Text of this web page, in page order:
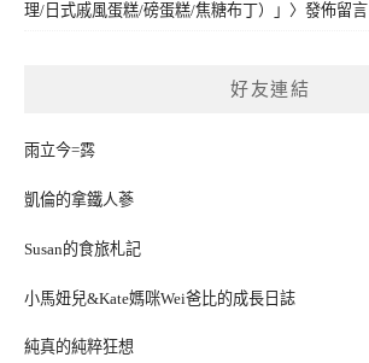
理/日式戚風蛋糕/磅蛋糕/焦糖布丁）」 〉發佈留言
好友連結
雨立今=霠
凱倫的拿鐵人蔘
Susan的食旅札記
小馬妞兒&Kate媽咪Wei爸比的成長日誌
純真的純粹狂想